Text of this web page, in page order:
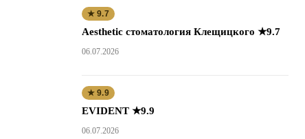
★ 9.7
Aesthetic стоматология Клещицкого ★9.7
06.07.2026
★ 9.9
EVIDENT ★9.9
06.07.2026